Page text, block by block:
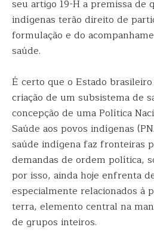
seu artigo 19-H a premissa de
indígenas terão direito de
formulação e do
saúde.
É certo que o Estado
criação de um subsistema de
concepção de uma Política
Saúde aos povos indígenas
saúde indígena faz fronteiras
demandas de ordem política,
por isso, ainda hoje enfrenta
especialmente relacionados à
terra, elemento central na
de grupos inteiros.